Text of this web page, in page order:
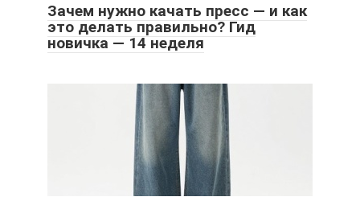
Зачем нужно качать пресс — и как
это делать правильно? Гид
новичка — 14 неделя